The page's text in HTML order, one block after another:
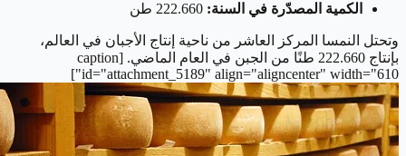
الكمية المصدّرة في السنة:
وتحتل النمسا المركز العاشر من ناحية إنتاج الأجبان في العالم،
بإنتاج 222.660 طنًا من الجبن في العام الماضي. [caption
id="attachment_5189" align="aligncenter" width="610"]